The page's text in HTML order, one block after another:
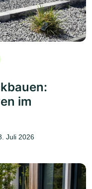
im
Juli 2026